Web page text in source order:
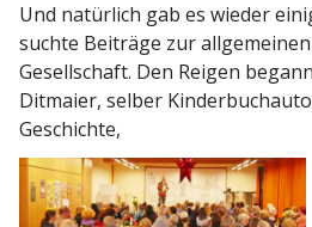
Und natürlich gab es wieder
suchte Beiträge zur
Gesell­schaft. Den Reigen
Ditmaier, selber
Geschichte,